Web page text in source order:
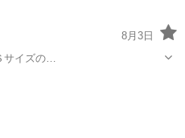
8月3日
サイズの…